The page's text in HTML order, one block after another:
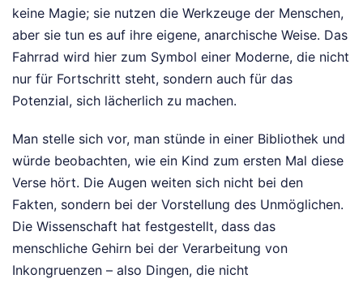
keine Magie; sie nutzen die Werkzeuge der Menschen,
aber sie tun es auf ihre eigene, anarchische Weise. Das
Fahrrad wird hier zum Symbol einer Moderne, die nicht
nur für Fortschritt steht, sondern auch für das
Potenzial, sich lächerlich zu machen.
Man stelle sich vor, man stünde in einer Bibliothek und
würde beobachten, wie ein Kind zum ersten Mal diese
Verse hört. Die Augen weiten sich nicht bei den
Fakten, sondern bei der Vorstellung des Unmöglichen.
Die Wissenschaft hat festgestellt, dass das
menschliche Gehirn bei der Verarbeitung von
Inkongruenzen – also Dingen, die nicht